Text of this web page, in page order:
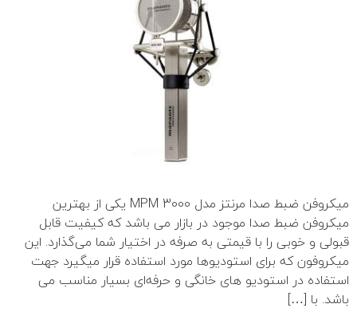
میکروفن ضبط صدا مرنتز مدل MPM 3000 یکی از بهترین
میکروفن ضبط صدا موجود در بازار می باشد که کیفیت قابل‌
قبولی و خوبی را با قیمتی به‌ صرفه در اختیار شما می‌گذارد. این
میکروفون که برای استودیوها مورد استفاده قرار میگیرد جهت
استفاده در استودیو‌ های خانگی و حرفه‌ای بسیار مناسب می
باشد. با […]